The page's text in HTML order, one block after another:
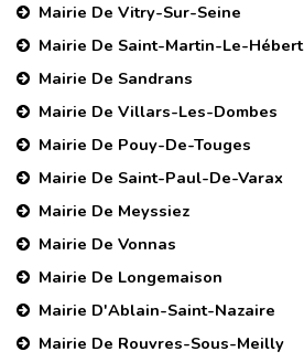
Mairie De Vitry-Sur-Seine
Mairie De Saint-Martin-Le-Hébert
Mairie De Sandrans
Mairie De Villars-Les-Dombes
Mairie De Pouy-De-Touges
Mairie De Saint-Paul-De-Varax
Mairie De Meyssiez
Mairie De Vonnas
Mairie De Longemaison
Mairie D'Ablain-Saint-Nazaire
Mairie De Rouvres-Sous-Meilly